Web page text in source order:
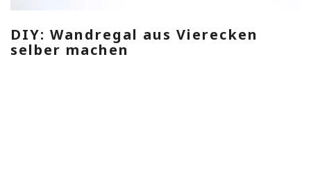
DIY: Wandregal aus Vierecken
selber machen